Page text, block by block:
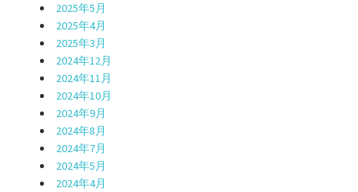
2025年5月
2025年4月
2025年3月
2024年12月
2024年11月
2024年10月
2024年9月
2024年8月
2024年7月
2024年5月
2024年4月